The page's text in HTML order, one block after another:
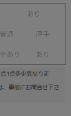
あ り
普通 厚手
やあ り あ り